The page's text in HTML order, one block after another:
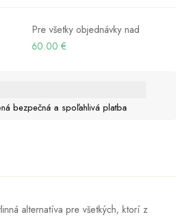
Pre všetky objednávky nad
60.00 €
bezpečná a spoľahlivá platba
alternatíva pre všetkých, ktorí z